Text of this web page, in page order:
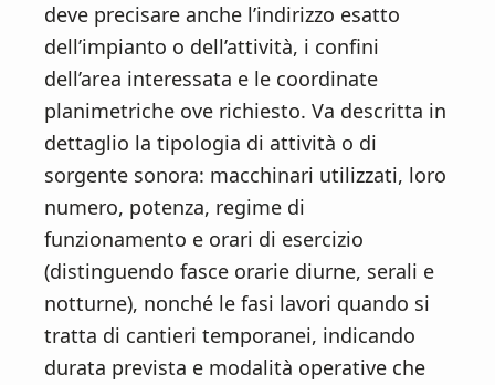
deve precisare anche l’indirizzo esatto
dell’impianto o dell’attività, i confini
dell’area interessata e le coordinate
planimetriche ove richiesto. Va descritta in
dettaglio la tipologia di attività o di
sorgente sonora: macchinari utilizzati, loro
numero, potenza, regime di
funzionamento e orari di esercizio
(distinguendo fasce orarie diurne, serali e
notturne), nonché le fasi lavori quando si
tratta di cantieri temporanei, indicando
durata prevista e modalità operative che